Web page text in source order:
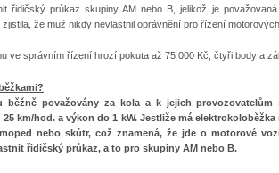
řidičský průkaz skupiny AM nebo B, jelikož je
že muž nikdy nevlastnil oprávnění pro řízení
ve správním řízení hrozí pokuta až 75 000 Kč, čtyři body a
běžně považovány za kola a k jejich
km/hod. a výkon do 1 kW. Jestliže má
nebo skútr, což znamená, že jde o motorové
řidičský průkaz, a to pro skupiny AM nebo B.